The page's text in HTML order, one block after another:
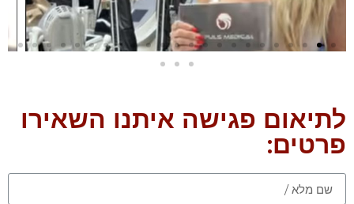
לתיאום פגישה איתנו השאירו
פרטים: